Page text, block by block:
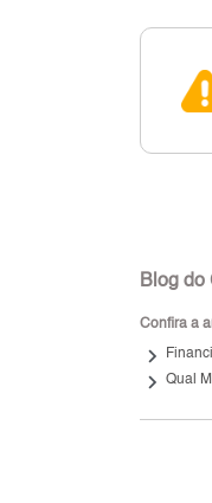
Blog do
Confira a
keyboard_arrow_right
keyboard_arrow_right Qual